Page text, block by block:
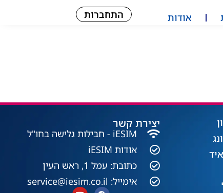
אודות התחברות
יצירת קשר
iESIM - חבילות גלישה בחו"ל
אודות iESIM
כתובת: עמל 1, ראש העין
אימייל: service@iesim.co.il